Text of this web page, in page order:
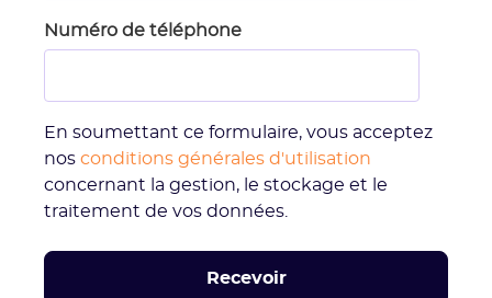
Numéro de téléphone
En soumettant ce formulaire, vous acceptez
nos conditions générales d'utilisation
concernant la gestion, le stockage et le
traitement de vos données.